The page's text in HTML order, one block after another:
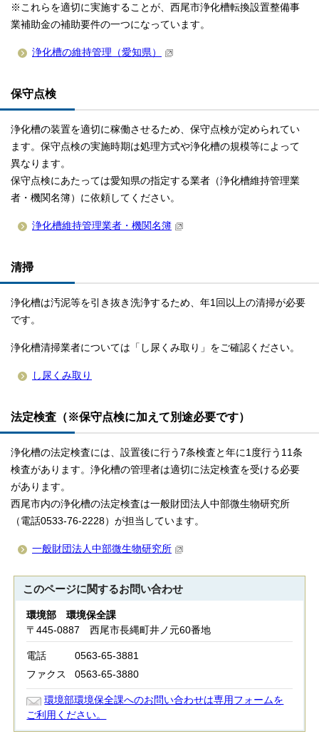
※これらを適切に実施することが、西尾市浄化槽転換設置整備事
業補助金の補助要件の一つになっています。
浄化槽の維持管理（愛知県）
保守点検
浄化槽の装置を適切に稼働させるため、保守点検が定められてい
ます。保守点検の実施時期は処理方式や浄化槽の規模等によって
異なります。
保守点検にあたっては愛知県の指定する業者（浄化槽維持管理業
者・機関名簿）に依頼してください。
浄化槽維持管理業者・機関名簿
清掃
浄化槽は汚泥等を引き抜き洗浄するため、年1回以上の清掃が必要
です。
浄化槽清掃業者については「し尿くみ取り」をご確認ください。
し尿くみ取り
法定検査（※保守点検に加えて別途必要です）
浄化槽の法定検査には、設置後に行う7条検査と年に1度行う11条
検査があります。浄化槽の管理者は適切に法定検査を受ける必要
があります。
西尾市内の浄化槽の法定検査は一般財団法人中部微生物研究所
（電話0533-76-2228）が担当しています。
一般財団法人中部微生物研究所
このページに関するお問い合わせ
環境部 環境保全課
〒445-0887 西尾市長縄町井ノ元60番地
電話
0563-65-3881
ファクス
0563-65-3880
環境部環境保全課へのお問い合わせは専用フォームを
ご利用ください。